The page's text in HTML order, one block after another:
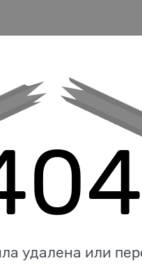
удалена или